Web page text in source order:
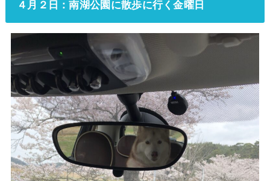
４月２日：南湖公園に散歩に行く金曜日